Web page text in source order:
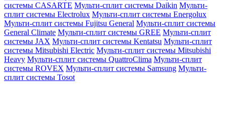
системы CASARTE Мульти-сплит системы Daikin Мульти-
сплит системы Electrolux Мульти-сплит системы Energolux
Мульти-сплит системы Fujitsu General Мульти-сплит системы
General Climate Мульти-сплит системы GREE Мульти-сплит
системы JAX Мульти-сплит системы Kentatsu Мульти-сплит
системы Mitsubishi Electric Мульти-сплит системы Mitsubishi
Heavy Мульти-сплит системы QuattroClima Мульти-сплит
системы ROVEX Мульти-сплит системы Samsung Мульти-
сплит системы Tosot